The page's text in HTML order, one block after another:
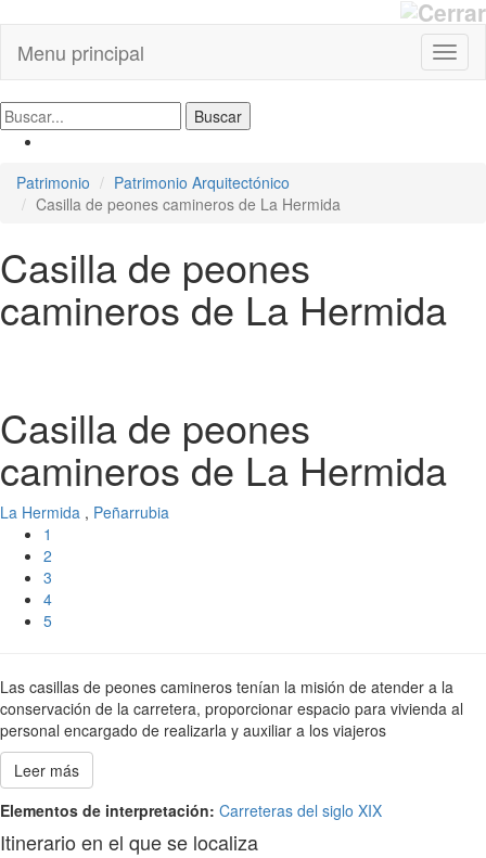
Menu principal
Patrimonio
Patrimonio Arquitectónico
Casilla de peones camineros de La Hermida
Casilla de peones
camineros de La Hermida
Casilla de peones
camineros de La Hermida
La Hermida , Peñarrubia
1
2
3
4
5
Las casillas de peones camineros tenían la misión de atender a la
conservación de la carretera, proporcionar espacio para vivienda al
personal encargado de realizarla y auxiliar a los viajeros
Leer más
Elementos de interpretación: Carreteras del siglo XIX
Itinerario en el que se localiza